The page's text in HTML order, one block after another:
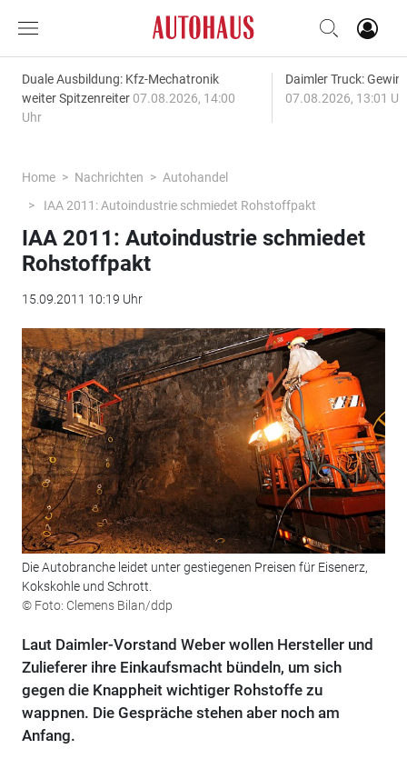
Duale Ausbildung: Kfz-Mechatronik
weiter Spitzenreiter 07.08.2026, 14:00
Uhr
Daimler Truck:
07.08.2026, 13:01
Home Nachrichten
Autohandel
IAA 2011: Autoindustrie schmiedet Rohstoffpakt
IAA 2011: Autoindustrie schmiedet
Rohstoffpakt
15.09.2011 10:19 Uhr
Die Autobranche leidet unter gestiegenen Preisen für Eisenerz,
Kokskohle und Schrott.
© Foto: Clemens Bilan/ddp
Laut Daimler-Vorstand Weber wollen Hersteller und
Zulieferer ihre Einkaufsmacht bündeln, um sich
gegen die Knappheit wichtiger Rohstoffe zu
wappnen. Die Gespräche stehen aber noch am
Anfang.